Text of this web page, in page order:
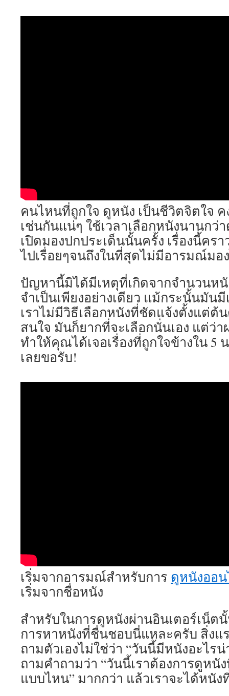
คนไหนที่ถูกใจ ดูหนัง เป็นชีวิตจิตใจ
เช่นกันแน่ๆ ใช้เวลาเลือกหนังนานก
เปิดมองปกประเด็นนั้นครั้ง เรื่องนี้ครา
ไปเรื่อยๆจนถึงในที่สุดไม่มีอารมณ์มอ
ปัญหานี้มิได้มีเหตุที่เกิดจากจำนวนห
จำเป็นเพียงอย่างเดียว แม้กระนั้นมัน
เราไม่มีวิธีเลือกหนังที่ชัดแจ้งตั้งแต่ต้
สนใจ มันก็ยากที่จะเลือกนั่นเอง แต่ว่
ทำให้คุณได้เจอเรื่องที่ถูกใจข้างใน 5
เลยขอรับ!
เริ่มจากอารมณ์สำหรับการ ดูหนังออ
เริ่มจากชื่อหนัง
สำหรับในการดูหนังผ่านอินเตอร์เน็ต
การหาหนังที่ชื่นชอบนี่แหละครับ สิ่งแ
ถามตัวเองไม่ใช่ว่า “วันนี้มีหนังอะไร
ถามคำถามว่า “วันนี้เราต้องการดูหนั
แบบไหน” มากกว่า แล้วเราจะได้หนัง